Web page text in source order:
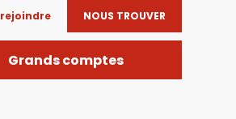
NOUS TROUVER
Grands comptes